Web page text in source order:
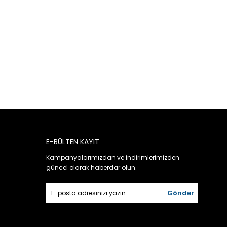
E-BÜLTEN KAYIT
Kampanyalarımızdan ve indirimlerimizden
güncel olarak haberdar olun.
Gönder